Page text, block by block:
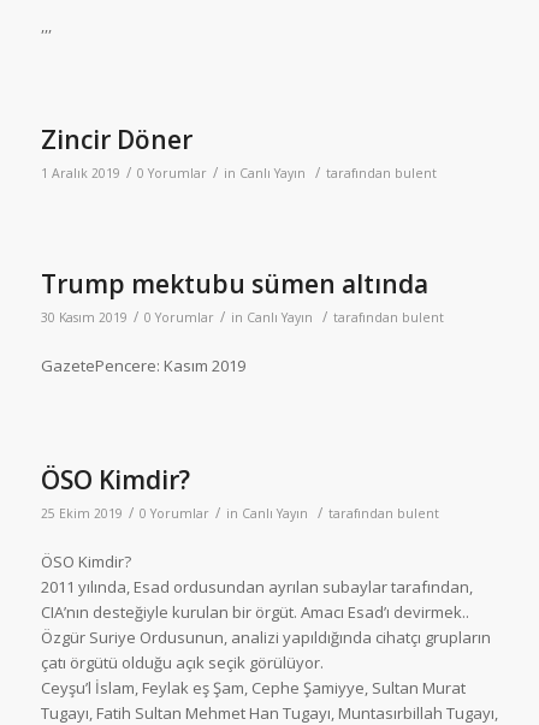
,,,
Zincir Döner
1 Aralık 2019 / 0 Yorumlar / in Canlı Yayın / tarafından bulent
Trump mektubu sümen altında
30 Kasım 2019 / 0 Yorumlar / in Canlı Yayın / tarafından bulent
GazetePencere: Kasım 2019
ÖSO Kimdir?
25 Ekim 2019 / 0 Yorumlar / in Canlı Yayın / tarafından bulent
ÖSO Kimdir?
2011 yılında, Esad ordusundan ayrılan subaylar tarafından,
CIA’nın desteğiyle kurulan bir örgüt. Amacı Esad’ı devirmek..
Özgür Suriye Ordusunun, analizi yapıldığında cihatçı grupların
çatı örgütü olduğu açık seçik görülüyor.
Ceyşu’l İslam, Feylak eş Şam, Cephe Şamiyye, Sultan Murat
Tugayı, Fatih Sultan Mehmet Han Tugayı, Muntasırbillah Tugayı,